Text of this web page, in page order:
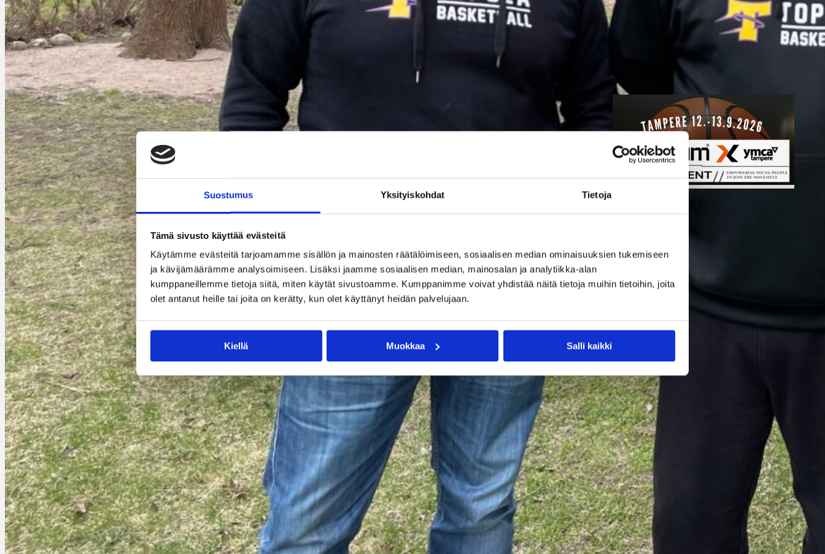
Suostumus Yksityiskohdat Tietoja
Tämä sivusto käyttää evästeitä
Käytämme evästeitä tarjoamamme sisällön ja mainosten räätälöimiseen, sosiaalisen median ominaisuuksien tukemiseen
ja kävijämäärämme analysoimiseen. Lisäksi jaamme sosiaalisen median, mainosalan ja analytiikka-alan
kumppaneillemme tietoja siitä, miten käytät sivustoamme. Kumppanimme voivat yhdistää näitä tietoja muihin tietoihin, joita
olet antanut heille tai joita on kerätty, kun olet käyttänyt heidän palvelujaan.
Kiellä Muokkaa Salli kaikki
BC Nokian toiminnanjohtajana
toimii kauden 2026–2027 alusta
Alueet 28.07.2026 16:04
Stadium-
turnaukseen
Tampereelle
yli 200
joukkuetta –
juniorikoripall
on
suurtapahtum
a pelataan
syyskuussa